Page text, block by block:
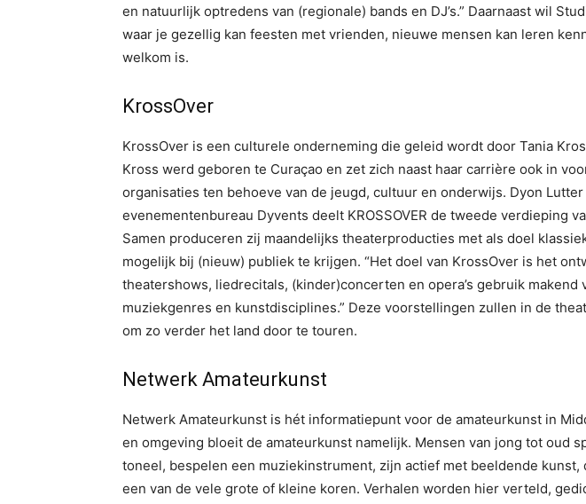
en natuurlijk optredens van (regionale) bands en DJ’s.” Daarnaast wil
waar je gezellig kan feesten met vrienden, nieuwe mensen kan leren
welkom is.
KrossOver
KrossOver is een culturele onderneming die geleid wordt door Tania
Kross werd geboren te Curaçao en zet zich naast haar carrière ook in
organisaties ten behoeve van de jeugd, cultuur en onderwijs. Dyon Lutter
evenementenbureau Dyvents deelt KROSSOVER de tweede verdieping
Samen produceren zij maandelijks theaterproducties met als doel
mogelijk bij (nieuw) publiek te krijgen. “Het doel van KrossOver is het
theatershows, liedrecitals, (kinder)concerten en opera’s gebruik makend
muziekgenres en kunstdisciplines.” Deze voorstellingen zullen in de
om zo verder het land door te touren.
Netwerk Amateurkunst
Netwerk Amateurkunst is hét informatiepunt voor de amateurkunst in
en omgeving bloeit de amateurkunst namelijk. Mensen van jong tot oud
toneel, bespelen een muziekinstrument, zijn actief met beeldende kunst,
een van de vele grote of kleine koren. Verhalen worden hier verteld,